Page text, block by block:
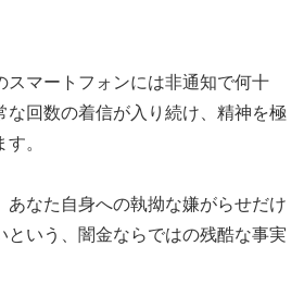
スマートフォンには非通知で何十
な回数の着信が入り続け、精神を極
。
あなた自身への執拗な嫌がらせだけ
という、闇金ならではの残酷な事実